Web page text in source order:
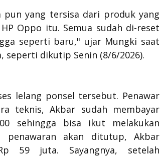
pun yang tersisa dari produk yang
Oppo itu. Semua sudah di-reset
seperti baru," ujar Mungki saat
seperti dikutip Senin (8/6/2026).
lelang ponsel tersebut. Penawar
teknis, Akbar sudah membayar
sehingga bisa ikut melakukan
penawaran akan ditutup, Akbar
59 juta. Sayangnya, setelah